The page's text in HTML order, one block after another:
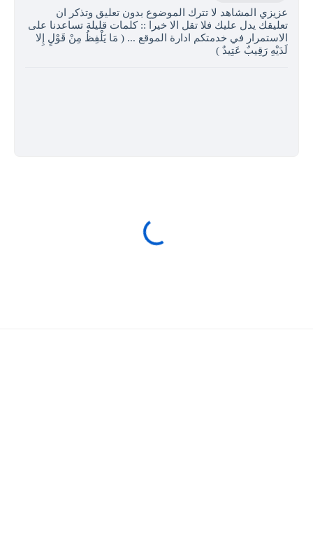
عزيزي المشاهد لا تترك الموضوع بدون تعليق وتذكر ان
تعليقك يدل عليك فلا تقل الا خيرا :: كلمات قليلة تساعدنا على
الاستمرار في خدمتكم ادارة الموقع ... ( مَا يَلْفِظُ مِنْ قَوْلٍ إِلا
لَدَيْهِ رَقِيبٌ عَتِيدٌ )